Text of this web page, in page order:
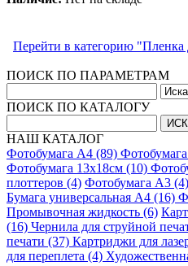
Перейти в категорию
ПОИСК ПО ПАРАМЕТРАМ
ПОИСК ПО КАТАЛОГУ
НАШ КАТАЛОГ
Фотобумага A4 (89)
Фотобумага 13х18см (10)
плоттеров (4) Фотобумага A3 (4)
Бумага универсальная A4 (16)
Промывочная жидкость (6)
(16) Чернила для струйной
печати (37) Картриджи для
для переплета (4)